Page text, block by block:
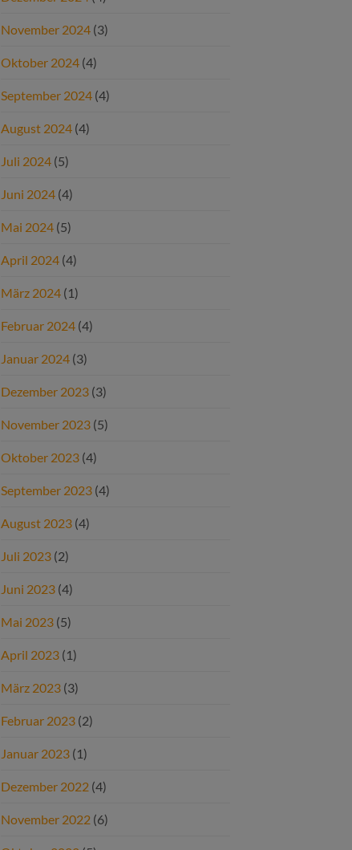
November 2024 (3)
Oktober 2024 (4)
September 2024 (4)
August 2024 (4)
Juli 2024 (5)
Juni 2024 (4)
Mai 2024 (5)
April 2024 (4)
März 2024 (1)
Februar 2024 (4)
Januar 2024 (3)
Dezember 2023 (3)
November 2023 (5)
Oktober 2023 (4)
September 2023 (4)
August 2023 (4)
Juli 2023 (2)
Juni 2023 (4)
Mai 2023 (5)
April 2023 (1)
März 2023 (3)
Februar 2023 (2)
Januar 2023 (1)
Dezember 2022 (4)
November 2022 (6)